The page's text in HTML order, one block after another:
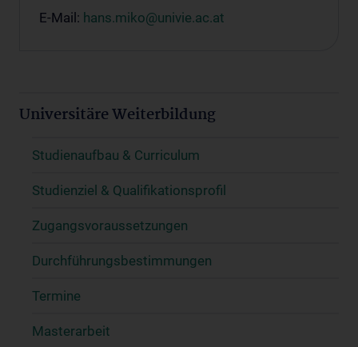
E-Mail: hans.miko@univie.ac.at
Universitäre Weiterbildung
Studienaufbau & Curriculum
Studienziel & Qualifikationsprofil
Zugangsvoraussetzungen
Durchführungsbestimmungen
Termine
Masterarbeit